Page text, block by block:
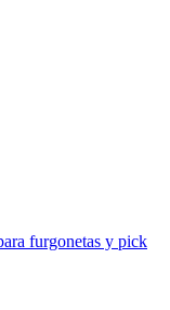
furgonetas y pick